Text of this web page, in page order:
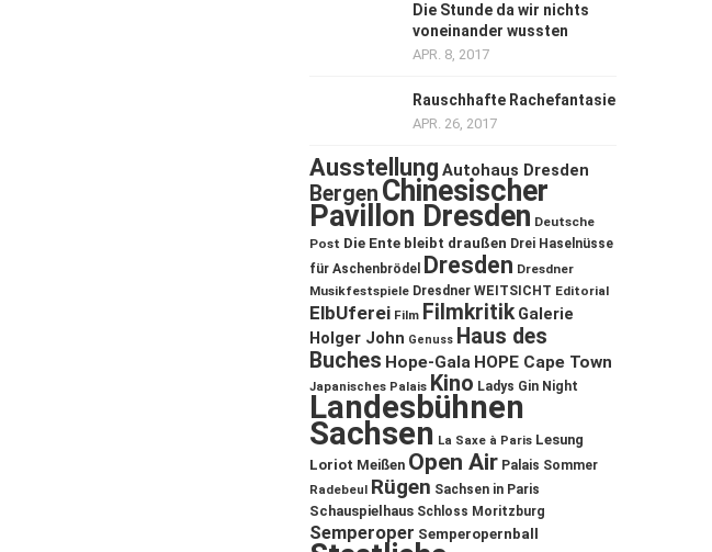
Die Stunde da wir nichts
voneinander wussten
APR. 8, 2017
Rauschhafte Rachefantasie
APR. 26, 2017
Ausstellung Autohaus Dresden
Bergen Chinesischer
Pavillon Dresden Deutsche
Post Die Ente bleibt draußen Drei Haselnüsse
für Aschenbrödel
Dresden Dresdner
Musikfestspiele Dresdner WEITSICHT Editorial
ElbUferei Film Filmkritik Galerie
Holger John Genuss Haus des
Buches Hope-Gala HOPE Cape Town
Japanisches Palais Kino Ladys Gin Night
Landesbühnen
Sachsen La Saxe à Paris Lesung
Loriot Meißen Open Air Palais Sommer
Radebeul Rügen Sachsen in Paris
Schauspielhaus Schloss Moritzburg
Semperoper Semperopernball